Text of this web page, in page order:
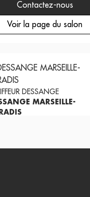
Contactez-nous
Voir la page du salon
DESSANGE
MARSEILLE-